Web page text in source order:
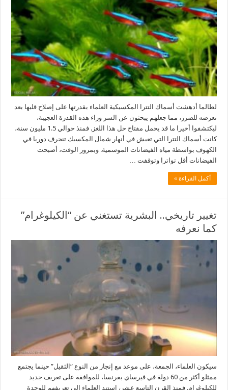
لطالما أدهشت أسماك التترا المكسيكية العلماء بقدرتها على إصلاح قلبها بعد
تعرضه للضرر، مما جعلهم يبحثون عن السر وراء هذه القدرة العجيبة،
ليكتشفوا أخيرا ما قد يحمل مفتاح حل هذا اللغز. فمنذ حوالي 1.5 مليون سنة،
كانت أسماك التترا التي تعيش في أنهار شمال المكسيك تنجرف دوريا في
الكهوف بواسطة مياه الفيضانات الموسمية. وبمرور الوقت، أصبحت
الفيضانات أقل تواترا وتوقفت …
أكمل القراءة »
تغيير تاريخي.. البشرية تستغني عن “الكيلوغرام”
كما نعرفه
سيكون العلماء، الجمعة، على موعد مع إنجاز من النوع “الثقيل” حينما يجتمع
ممثلو أكثر من 60 دولة في فيرساي بفرنسا، للموافقة على تعريف جديد
للكيلوغرام. فمنذ القرن التاسع عشر، استند العلماء إلى تعريفهم للوحدة